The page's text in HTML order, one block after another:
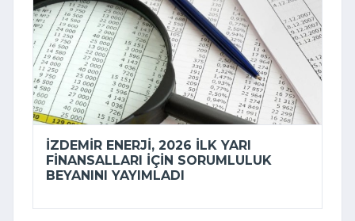
İZDEMİR ENERJI, 2026 ILK YARI
FINANSALLARI IÇIN SORUMLULUK
BEYANINI YAYIMLADI